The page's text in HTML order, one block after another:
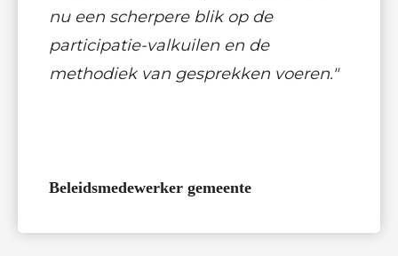
nu een scherpere blik op de
participatie-valkuilen en de
methodiek van gesprekken voeren."
Beleidsmedewerker gemeente